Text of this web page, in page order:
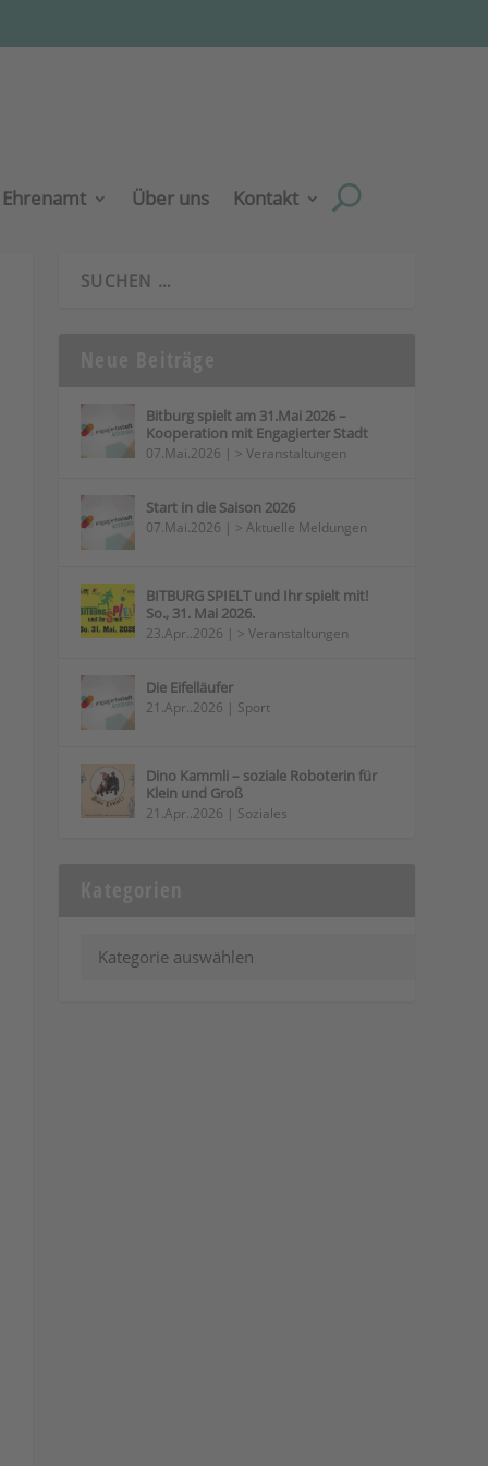
Ehrenamt Über uns Kontakt
Bitburg spielt am 31.Mai 2026 –
Kooperation mit Engagierter Stadt
07.Mai.2026 | > Veranstaltungen
Start in die Saison 2026
07.Mai.2026 | > Aktuelle Meldungen
BITBURG SPIELT und Ihr spielt mit!
So., 31. Mai 2026.
23.Apr..2026 | > Veranstaltungen
Die Eifelläufer
21.Apr..2026 | Sport
Dino Kammli – soziale Roboterin für
Klein und Groß
21.Apr..2026 | Soziales